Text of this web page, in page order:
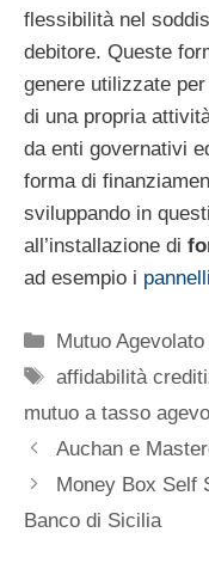
flessibilità nel
debitore. Queste
genere utilizzate
di una propria
da enti governativi
forma di
sviluppando in
all’installazione di
ad esempio i
Categorie
Mutuo Agevolato
Tag
affidabilità
mutuo a tasso
Auchan e
Money Box Self
Banco di Sicilia